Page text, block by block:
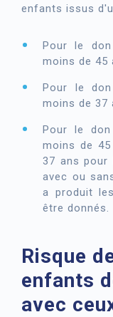
enfants issus
Pour le
moins de 45
Pour le
moins de 37
Pour le
moins de
37 ans pour
avec ou
a produit
être donnés.
Risque
enfants
avec